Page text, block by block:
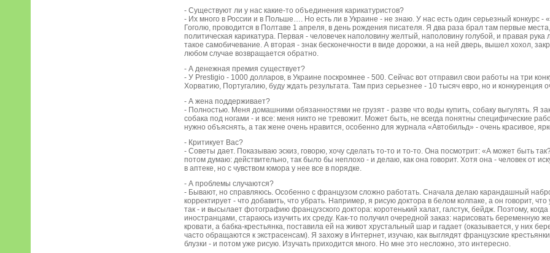
- Существуют ли у нас какие-то объединения карикатуристов?
- Их много в России и в Польше…. Но есть ли в Украине - не знаю. У нас есть один серьезный конкурс -
Гоголю, проводится в Полтаве 1 апреля, в день рождения писателя. Я два раза брал там первые
политическая карикатура. Первая - человечек наполовину желтый, наполовину голубой, и правая рука
такое самобичевание. А вторая - знак бесконечности в виде дорожки, а на ней дверь, вышел хохол,
любом случае возвращается обратно.
- А денежная премия существует?
- У Prestigio - 1000 долларов, в Украине поскромнее - 500. Сейчас вот отправил свои работы на три
Хорватию, Португалию, буду ждать результата. Там приз серьезнее - 10 тысяч евро, но и конкуренция
- А жена поддерживает?
- Полностью. Меня домашними обязанностями не грузят - разве что воды купить, собаку выгулять. Я
собака под ногами - и все: меня никто не тревожит. Может быть, не всегда понятны специфические
нужно объяснять, а так жене очень нравится, особенно для журнала «Автобильд» - очень красивое,
- Критикует Вас?
- Советы дает. Показываю эскиз, говорю, хочу сделать то-то и то-то. Она посмотрит: «А может быть
потом думаю: действительно, так было бы неплохо - и делаю, как она говорит. Хотя она - человек от
в аптеке, но с чувством юмора у нее все в порядке.
- А проблемы случаются?
- Бывают, но справляюсь. Особенно с французом сложно работать. Сначала делаю карандашный
корректирует - что добавить, что убрать. Например, я рисую доктора в белом колпаке, а он говорит,
так - и высылает фотографию французского доктора: коротенький халат, галстук, бейдж. Поэтому,
иностранцами, стараюсь изучить их среду. Как-то получил очередной заказ: нарисовать беременную
кровати, а бабка-крестьянка, поставила ей на живот хрустальный шар и гадает (оказывается, у них
часто обращаются к экстрасенсам). Я захожу в Интернет, изучаю, как выглядят французские
блузки - и потом уже рисую. Изучать приходится много. Но мне это несложно, это интересно.